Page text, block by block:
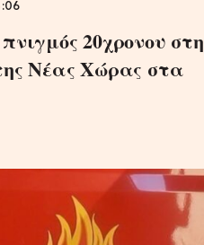
20χρονου στη
Νέας Χώρας στα